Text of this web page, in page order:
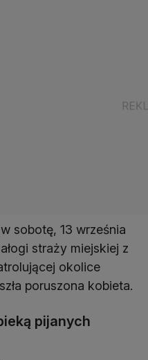
sobotę, 13 września
straży miejskiej z
okolice
poruszona kobieta.
pijanych